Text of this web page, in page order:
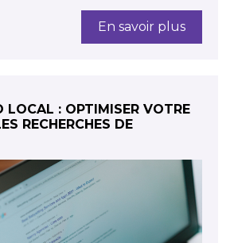
En savoir plus
LOCAL : OPTIMISER VOTRE
RECHERCHES DE